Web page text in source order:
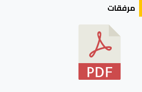
مرفقات